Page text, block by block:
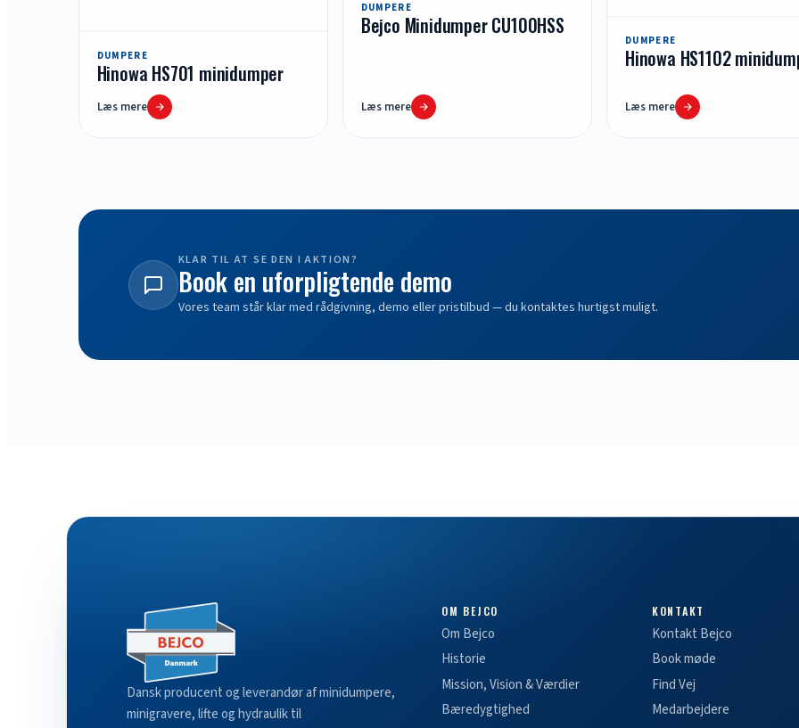
DUMPERE
Hinowa HS701 minidumper
Læs mere
DUMPERE
Bejco Minidumper CU100HSS
Læs mere
DUMPERE
Hinowa HS1102
Læs mere
KLAR TIL AT SE DEN I AKTION?
Book en uforpligtende demo
Vores team står klar med rådgivning, demo eller pristilbud — du kontaktes hurtigst muligt.
Dansk producent og leverandør af minidumpere,
minigravere, lifte og hydraulik til
OM BEJCO
Om Bejco
Historie
Mission, Vision & Værdier
Bæredygtighed
KONTAKT
Kontakt Bejco
Book møde
Find Vej
Medarbejdere